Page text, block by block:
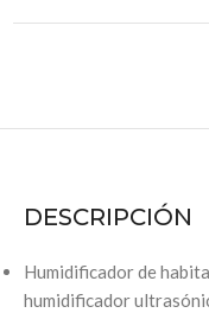
DESCRIPCIÓN
Humidificador de
humidificador